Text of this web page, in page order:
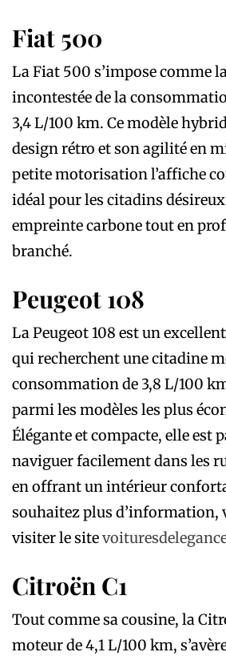
Fiat 500
La Fiat 500 s’impose comme
incontestée de la
3,4 L/100 km. Ce modèle
design rétro et son agilité en
petite motorisation l’affiche
idéal pour les citadins
empreinte carbone tout en
branché.
Peugeot 108
La Peugeot 108 est un
qui recherchent une citadine
consommation de 3,8 L/100
parmi les modèles les plus
Élégante et compacte, elle est
naviguer facilement dans les
en offrant un intérieur
souhaitez plus d’information,
visiter le site
Citroën C1
Tout comme sa cousine, la
moteur de 4,1 L/100 km,